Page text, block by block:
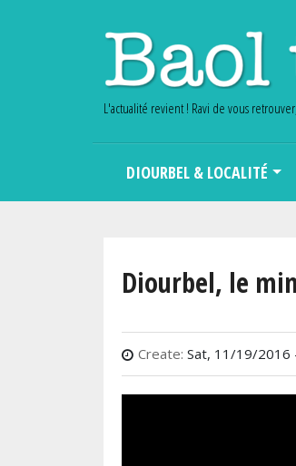
L'actualité revient ! Ravi de vous
DIOURBEL & LOCALITÉ
Diourbel, le
Create: Sat, 11/19/2016